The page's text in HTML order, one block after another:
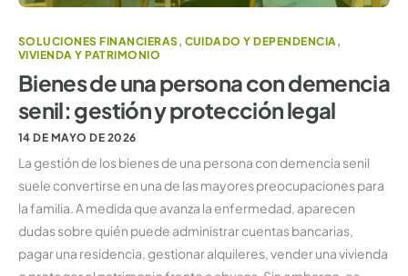
SOLUCIONES FINANCIERAS, CUIDADO Y DEPENDENCIA,
VIVIENDA Y PATRIMONIO
Bienes de una persona con demencia
senil: gestión y protección legal
14 DE MAYO DE 2026
La gestión de los bienes de una persona con demencia senil
suele convertirse en una de las mayores preocupaciones para
la familia. A medida que avanza la enfermedad, aparecen
dudas sobre quién puede administrar cuentas bancarias,
pagar una residencia, gestionar alquileres, vender una vivienda